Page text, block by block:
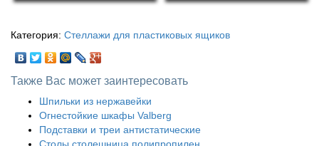
Категория: Стеллажи для пластиковых ящиков
Также Вас может заинтересовать
Шпильки из нержавейки
Огнестойкие шкафы Valberg
Подставки и треи антистатические
Столы столешница полипропилен